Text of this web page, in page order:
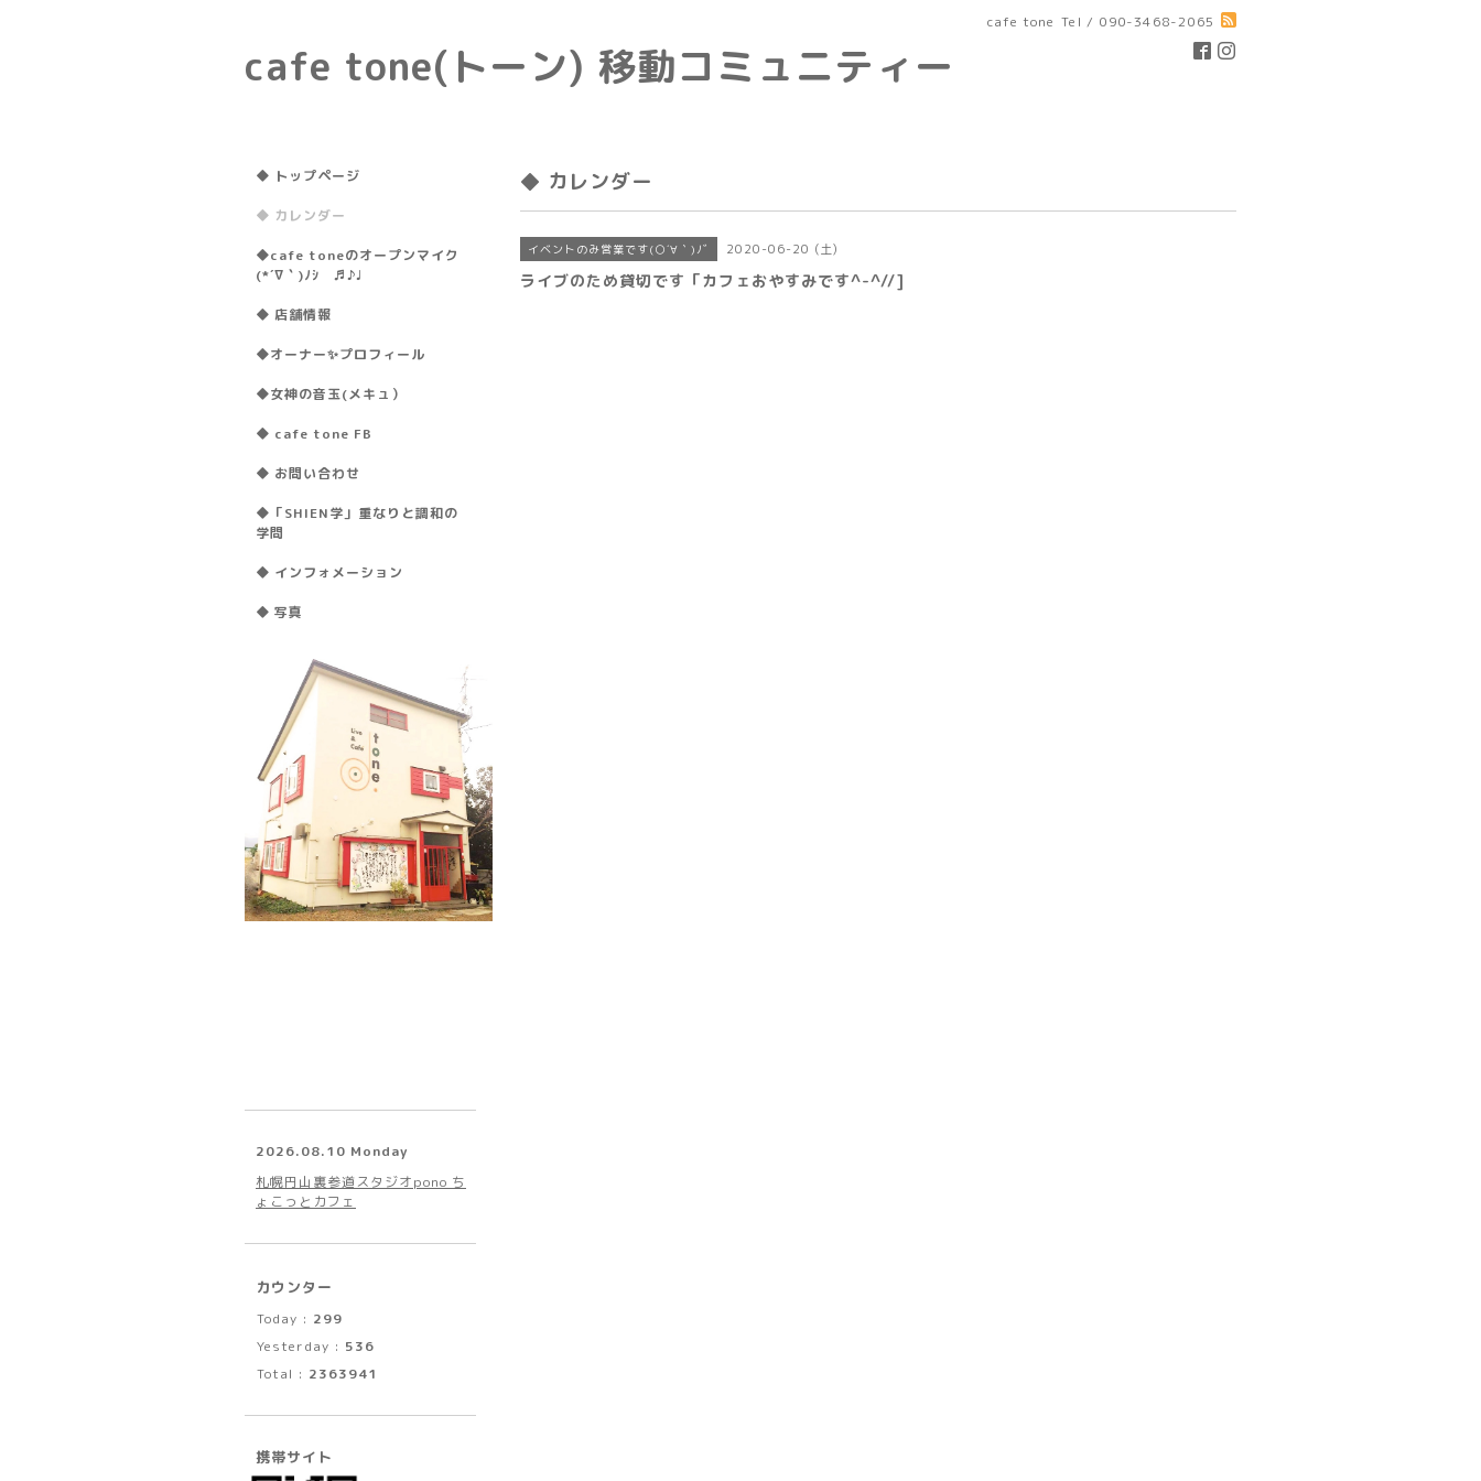
cafe tone Tel / 090-3468-2065
cafe tone(トーン) 移動コミュニティー
◆ カレンダー
イベントのみ営業です(○´∀｀)ﾉﾞ 2020-06-20 (土)
ライブのため貸切です「カフェおやすみです^-^//]
◆ トップページ
◆ カレンダー
◆cafe toneのオープンマイク
(*´∇｀)ﾉｼ ♬♪♩
◆ 店舗情報
◆オーナー✨プロフィール
◆女神の音玉(メキュ）
◆ cafe tone FB
◆ お問い合わせ
◆「SHIEN学」重なりと調和の
学問
◆ インフォメーション
◆ 写真
2026.08.10 Monday
札幌円山裏参道スタジオpono ち
ょこっとカフェ
カウンター
Today : 299
Yesterday : 536
Total : 2363941
携帯サイト